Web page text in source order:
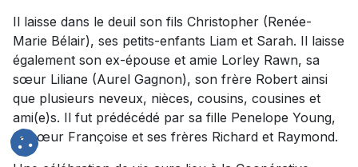
Il laisse dans le deuil son fils Christopher (Renée-
Marie Bélair), ses petits-enfants Liam et Sarah. Il laisse
également son ex-épouse et amie Lorley Rawn, sa
sœur Liliane (Aurel Gagnon), son frère Robert ainsi
que plusieurs neveux, nièces, cousins, cousines et
ami(e)s. Il fut prédécédé par sa fille Penelope Young,
sa sœur Françoise et ses frères Richard et Raymond.